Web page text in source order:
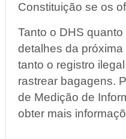
Constituição se os
Tanto o DHS
detalhes da
tanto o registro
rastrear bagagens.
de Medição de
obter mais